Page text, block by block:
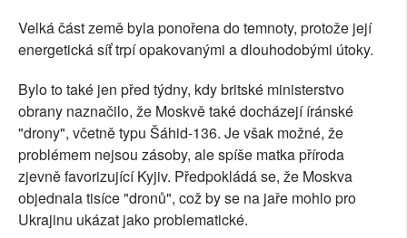
Velká část země byla ponořena do temnoty, protože její
energetická síť trpí opakovanými a dlouhodobými útoky.
Bylo to také jen před týdny, kdy britské ministerstvo
obrany naznačilo, že Moskvě také docházejí íránské
"drony", včetně typu Šáhid-136. Je však možné, že
problémem nejsou zásoby, ale spíše matka příroda
zjevně favorizující Kyjiv. Předpokládá se, že Moskva
objednala tisíce "dronů", což by se na jaře mohlo pro
Ukrajinu ukázat jako problematické.